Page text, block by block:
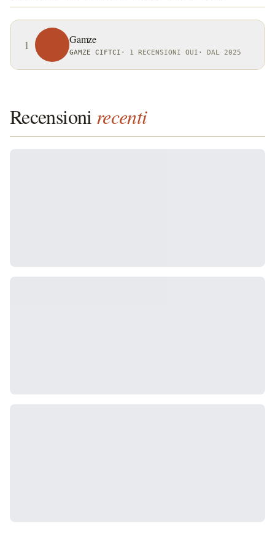
1 Gamze
GAMZE CIFTCI · 1 RECENSIONI QUI · DAL 2025
Recensioni recenti